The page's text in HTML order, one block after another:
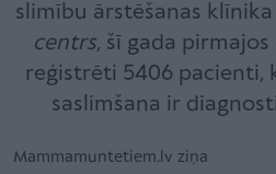
slimību ārstēšanas klīnika
centrs, šī gada
reģistrēti 5406 pacienti,
saslimšana ir
Mammamuntetiem.lv ziņa